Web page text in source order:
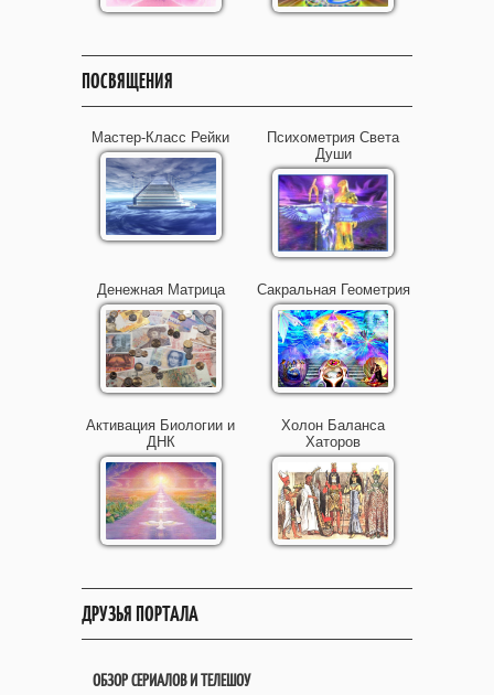
ПОСВЯЩЕНИЯ
Мастер-Класс Рейки
Психометрия Света
Души
Денежная Матрица Сакральная Геометрия
Активация Биологии и
ДНК
Холон Баланса
Хаторов
ДРУЗЬЯ ПОРТАЛА
ОБЗОР СЕРИАЛОВ И ТЕЛЕШОУ